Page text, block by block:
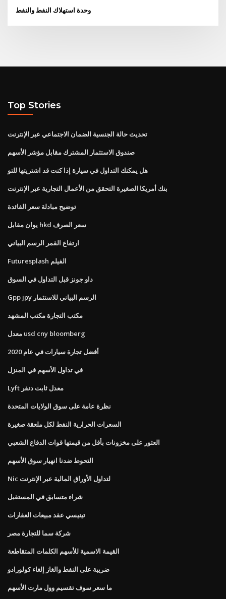
وحدة استهلاك النفط والنفط
Top Stories
تحديث حالة الجنسية الضمان الاجتماعي عبر الإنترنت
صندوق الاستثمار المشترك مقابل مؤشر الأسهم
هل يمكنك التداول في سيارة إذا كنت قد اشتريتها للتو
بنك أمريكا الصغيرة التحقق من الأعمال التجارية عبر الإنترنت
توضيح مبادلة سعر الفائدة
يوان مقابل hkd سعر الصرف
ارتفاع القمر الرسم البياني
Futuresplash الفيلم
داو جونز قبل التداول في السوق
Gpp jpy الرسم البياني للاستثمار
مكتب التجارة مكتب المشهد
معدل usd cny bloomberg
أفضل تجارة سيارات في عام 2020
في تداول الأسهم في المنزل
Lyft معدل ثابت دنفر
نظرة عامة على سوق الولايات المتحدة
السعرات الحرارية النفط لكل ملعقة صغيرة
العثور على مخزونات بأقل من قيمتها قوات الدفاع الشعبي
التحوط ضدنا انهيار سوق الأسهم
Nic لتداول الأوراق المالية عبر الإنترنت
شراء متسابق في المستقبل
تينيسي عقد مبيعات العقارات
شركة سما للتجارة مصر
القيمة الاسمية للأسهم الكلمات المتقاطعة
ضريبة على النفط والغاز إلغاء كولورادو
ما سعر سوف تقسيم وول مارت الأسهم